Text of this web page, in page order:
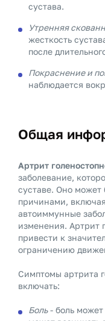
сустава.
Утренняя
жесткость
после
Покраснение и
наблюдается
Общая
Артрит
заболевание,
суставе. Оно может
причинами,
автоиммунные
изменения. Артрит
привести к
ограничению
Симптомы артрита
включать:
Боль- боль может